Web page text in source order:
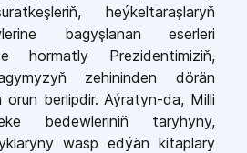
heýkeltaraşlaryň
bagyşlanan eserleri
hormatly Prezidentimiziň,
zehininden dörän
orun berlipdir. Aýratyn-da, Milli
bedewleriniň taryhyny,
wasp edýän kitaplary